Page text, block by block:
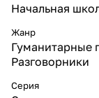
Начальная
Жанр
Гуманитарные
Разговорники
Серия